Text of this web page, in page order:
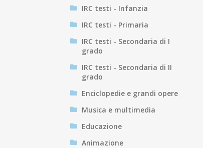
IRC testi - Infanzia
IRC testi - Primaria
IRC testi - Secondaria di I
grado
IRC testi - Secondaria di II
grado
Enciclopedie e grandi opere
Musica e multimedia
Educazione
Animazione